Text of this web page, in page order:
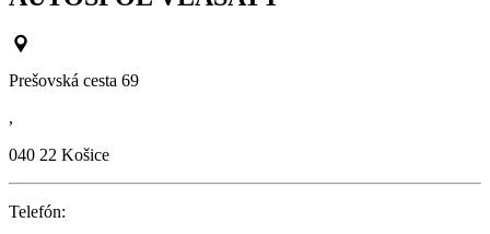
Prešovská cesta 69
,
040 22 Košice
Telefón: